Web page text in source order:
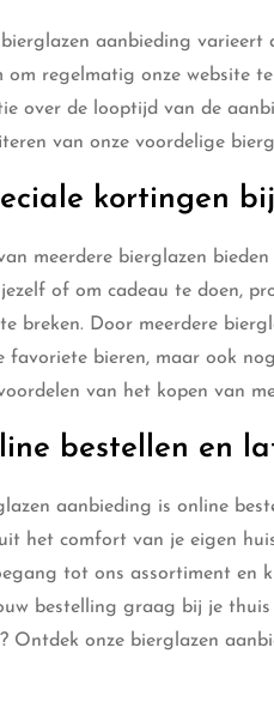
aanbieding
om regelmatig onze website
over de looptijd van de
van onze voordelige
kortingen
meerdere bierglazen
of om cadeau te doen,
breken. Door meerdere
favoriete bieren, maar ook
van het kopen van
bestellen en
aanbieding is online
het comfort van je eigen
tot ons assortiment en
bestelling graag bij je
Ontdek onze bierglazen